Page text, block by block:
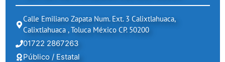
Calle Emiliano Zapata Num. Ext. 3 Calixtlahuaca,
Calixtlahuaca , Toluca México CP. 50200
01722 2867263
Público / Estatal